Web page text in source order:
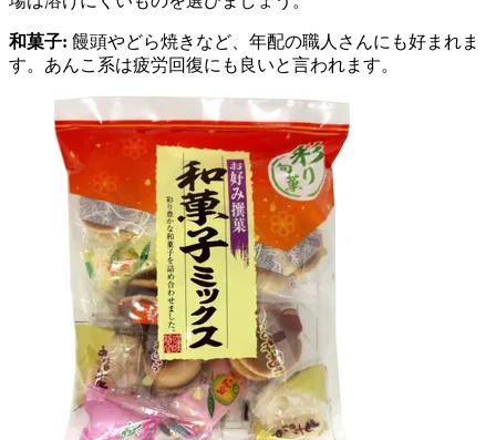
和菓子: 饅頭やどら焼きなど、年配の職人さんにも好まれま
す。あんこ系は疲労回復にも良いと言われます。